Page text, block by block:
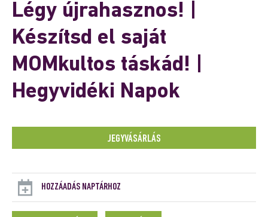
Légy újrahasznos! |
Készítsd el saját
MOMkultos táskád! |
Hegyvidéki Napok
JEGYVÁSÁRLÁS
HOZZÁADÁS NAPTÁRHOZ